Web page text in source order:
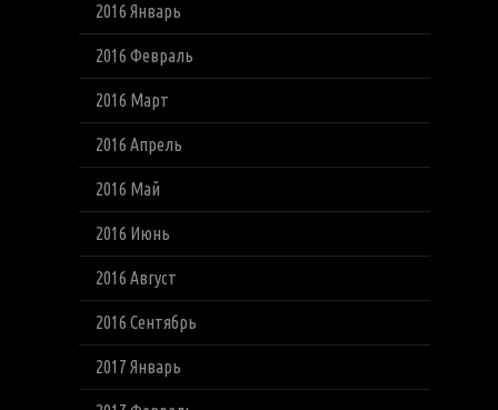
2016 Январь
2016 Февраль
2016 Март
2016 Апрель
2016 Май
2016 Июнь
2016 Август
2016 Сентябрь
2017 Январь